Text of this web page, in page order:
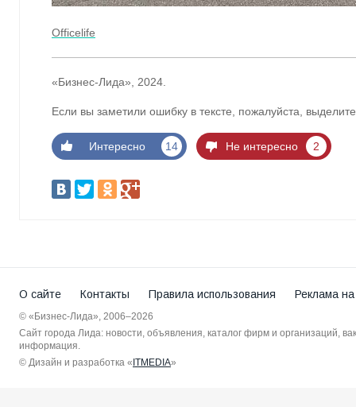
Officelife
«Бизнес-Лида», 2024.
Если вы заметили ошибку в тексте, пожалуйста,
Интересно 14 Не интересно 2
О сайте Контакты Правила использования Реклама
© «Бизнес-Лида», 2006–2026
Сайт города Лида: новости, объявления, каталог фирм и организаций,
информация.
© Дизайн и разработка «ITMEDIA»